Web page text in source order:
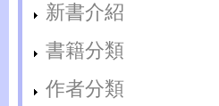
新書介紹
書籍分類
作者分類